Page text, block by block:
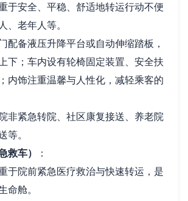
于安全、平稳、舒适地转运行动不便
、老年人等。
配备液压升降平台或自动伸缩踏板，
下；车内设有轮椅固定装置、安全扶
内饰注重温馨与人性化，减轻乘客的
非紧急转院、社区康复接送、养老院
等。
救车）
：
于院前紧急医疗救治与快速转运，是
命舱。